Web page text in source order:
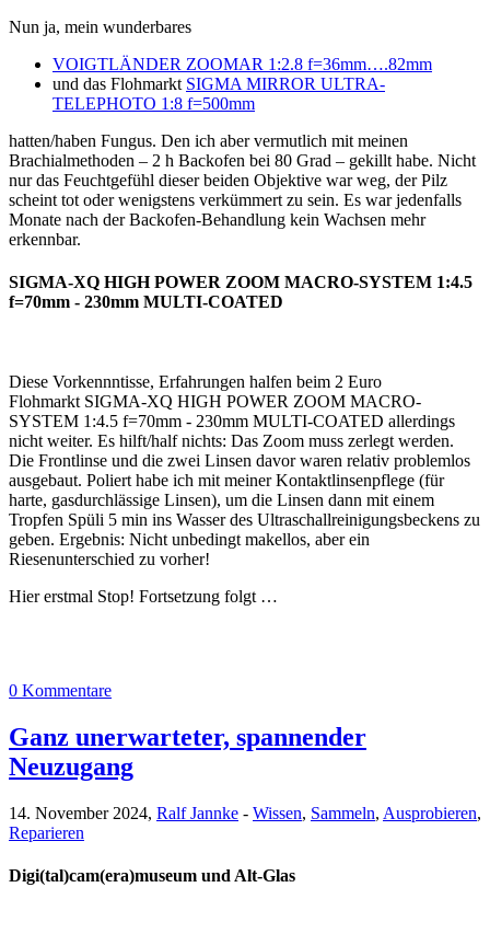
Nun ja, mein wunderbares
VOIGTLÄNDER ZOOMAR 1:2.8 f=36mm….82mm
und das Flohmarkt SIGMA MIRROR ULTRA-
TELEPHOTO 1:8 f=500mm
hatten/haben Fungus. Den ich aber vermutlich mit meinen
Brachialmethoden – 2 h Backofen bei 80 Grad – gekillt habe. Nicht
nur das Feuchtgefühl dieser beiden Objektive war weg, der Pilz
scheint tot oder wenigstens verkümmert zu sein. Es war jedenfalls
Monate nach der Backofen-Behandlung kein Wachsen mehr
erkennbar.
SIGMA-XQ HIGH POWER ZOOM MACRO-SYSTEM 1:4.5
f=70mm - 230mm MULTI-COATED
Diese Vorkennntisse, Erfahrungen halfen beim 2 Euro
Flohmarkt SIGMA-XQ HIGH POWER ZOOM MACRO-
SYSTEM 1:4.5 f=70mm - 230mm MULTI-COATED allerdings
nicht weiter. Es hilft/half nichts: Das Zoom muss zerlegt werden.
Die Frontlinse und die zwei Linsen davor waren relativ problemlos
ausgebaut. Poliert habe ich mit meiner Kontaktlinsenpflege (für
harte, gasdurchlässige Linsen), um die Linsen dann mit einem
Tropfen Spüli 5 min ins Wasser des Ultraschallreinigungsbeckens zu
geben. Ergebnis: Nicht unbedingt makellos, aber ein
Riesenunterschied zu vorher!
Hier erstmal Stop! Fortsetzung folgt …
0 Kommentare
Ganz unerwarteter, spannender
Neuzugang
14. November 2024, Ralf Jannke - Wissen, Sammeln, Ausprobieren,
Reparieren
Digi(tal)cam(era)museum und Alt-Glas